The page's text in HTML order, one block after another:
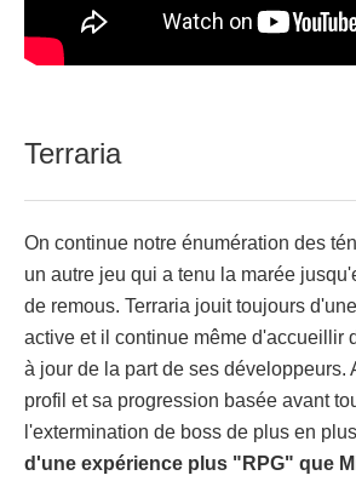
Terraria
On continue notre énumération des
un autre jeu qui a tenu la marée
de remous. Terraria jouit toujours
active et il continue même d'accueillir
à jour de la part de ses développeurs.
profil et sa progression basée avant
l'extermination de boss de plus en
d'une expérience plus "RPG" que